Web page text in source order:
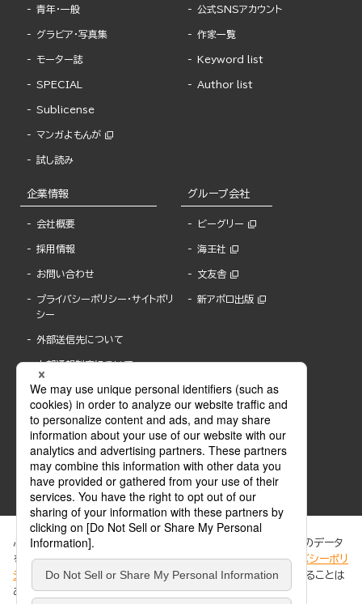
青年・一般
グラビア・写真集
モーター誌
SPECIAL
Sublicense
マンガよもんが
試し読み
公式SNSアカウント
作家一覧
Keyword list
Author list
企業情報
会社概要
採用情報
お問い合わせ
プライバシーポリシー・サイトポリ
シー
外部送信先について
内部通報制度について
グループ会社
ビーグリー
海王社
文友舎
新アポロ出版
ABJマークは、この電子書店・電子書籍配信サービスが、著作権者からコンテンツ使用許諾を
得た正規版配信サービスであることを示す登録商標(登録番号 第6091713号)です。
ぶんか社が運営するサイトでは、利便性向上のためにCookie等のデータ
を使用しています。 当社のCookieについての詳細は、「プライバシーポリ
シー
」をご覧ください。当サイトでは、訪問者の個人情報を追跡することは
ありません。